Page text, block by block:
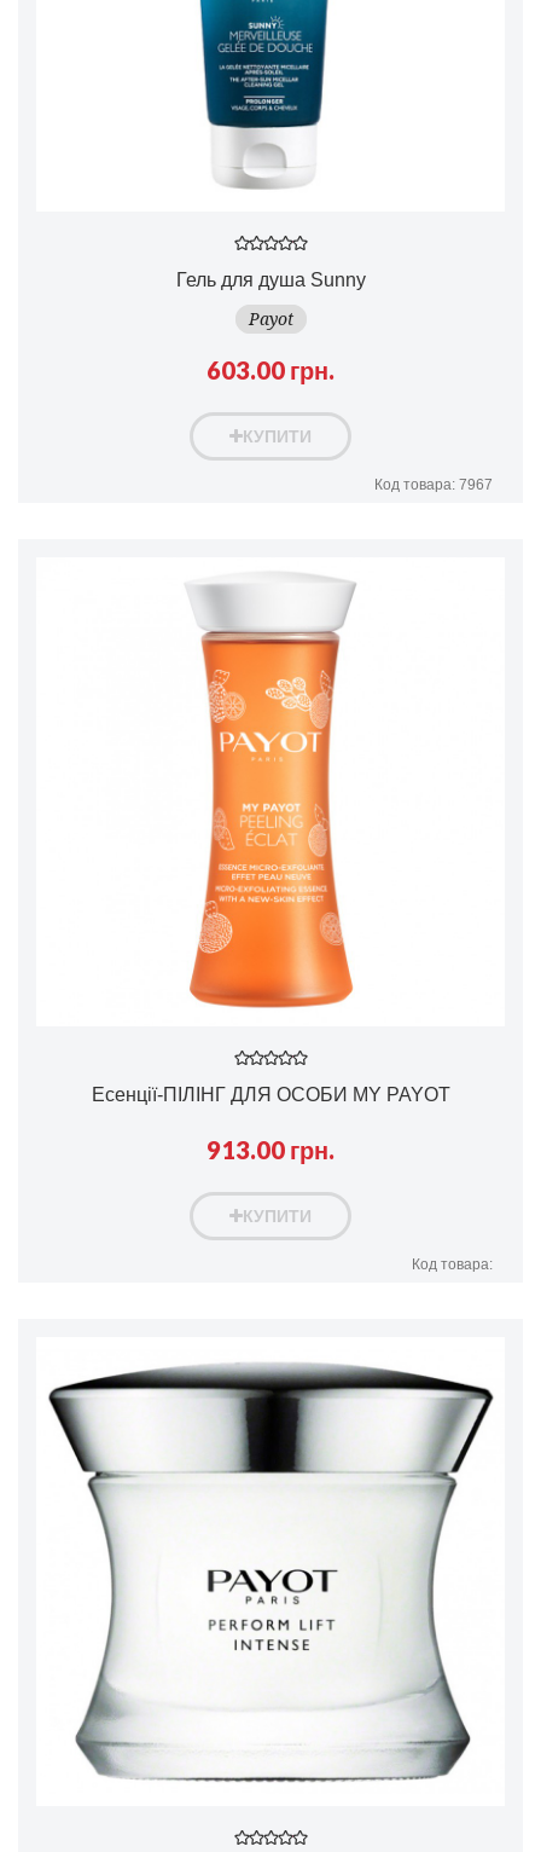
Гель для душа Sunny
Payot
603.00 грн.
КУПИТИ
Код товара: 7967
Есенції-ПІЛІНГ ДЛЯ ОСОБИ MY PAYOT
913.00 грн.
КУПИТИ
Код товара: